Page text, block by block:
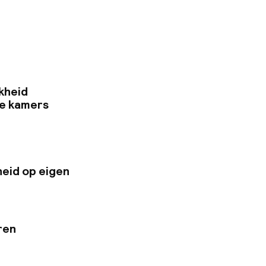
congressen
Gratis
kamers
op eigen